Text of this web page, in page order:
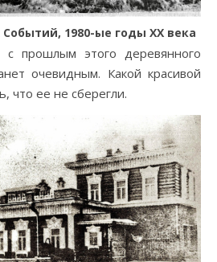
1980-ые годы ХХ века
с прошлым этого деревянного
очевидным. Какой красивой
что ее не сберегли.